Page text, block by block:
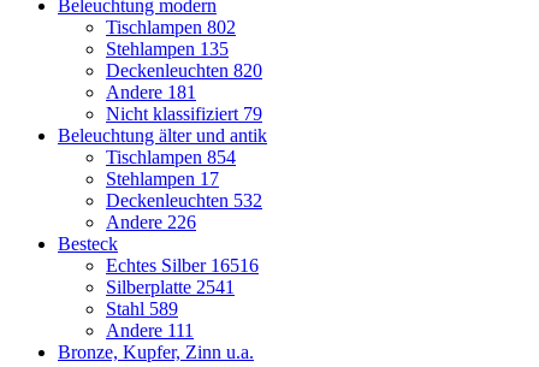
Beleuchtung modern
Tischlampen 802
Stehlampen 135
Deckenleuchten 820
Andere 181
Nicht klassifiziert 79
Beleuchtung älter und antik
Tischlampen 854
Stehlampen 17
Deckenleuchten 532
Andere 226
Besteck
Echtes Silber 16516
Silberplatte 2541
Stahl 589
Andere 111
Bronze, Kupfer, Zinn u.a.